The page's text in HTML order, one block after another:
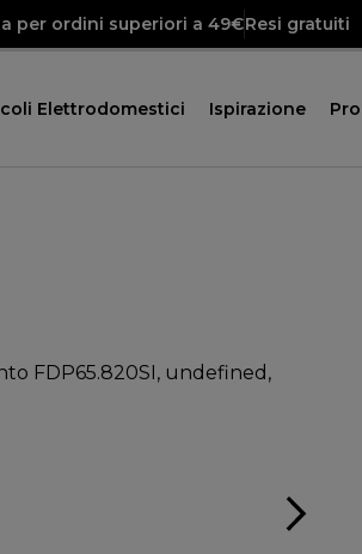
per ordini superiori a 49€Resi gratuiti
Elettrodomestici Ispirazione